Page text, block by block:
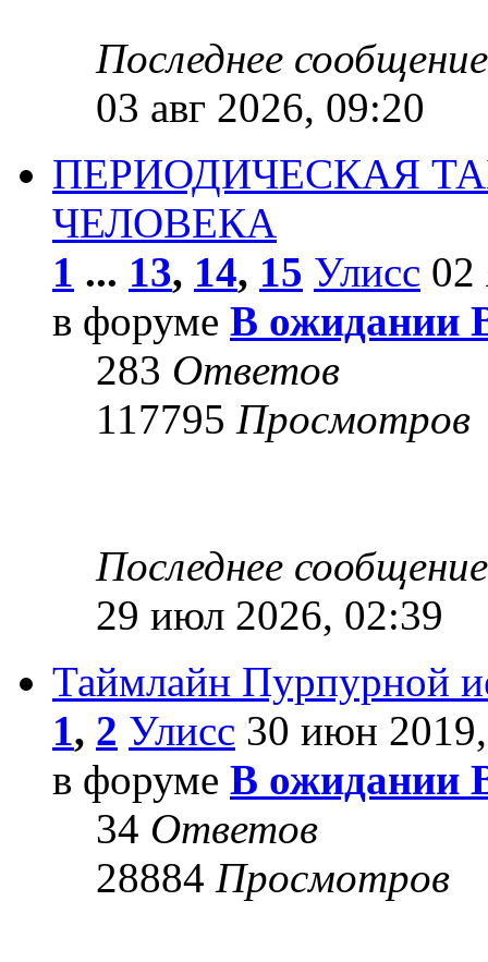
Последнее
03 авг 2026, 09:20
ПЕРИОДИЧЕСКАЯ
ЧЕЛОВЕКА
1 ... 13, 14, 15 Улисс 02
в форуме В ожидании
283 Ответов
117795 Просмотров
Последнее
29 июл 2026, 02:39
Таймлайн Пурпурной
1, 2 Улисс 30 июн
в форуме В ожидании
34 Ответов
28884 Просмотров